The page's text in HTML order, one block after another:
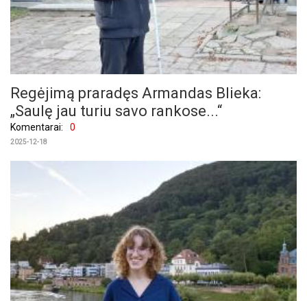
Regėjimą praradęs Armandas Blieka:
„Saulę jau turiu savo rankose...“
Komentarai: 0
2025-12-18